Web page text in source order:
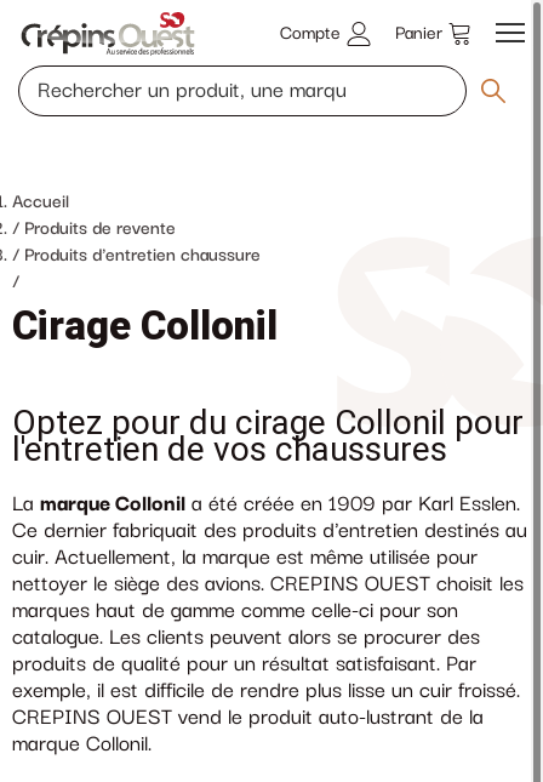
Compte Panier
Accueil
Produits de revente
Produits d'entretien chaussure
/
Cirage Collonil
Optez pour du cirage Collonil pour
l'entretien de vos chaussures
La marque Collonil a été créée en 1909 par Karl Esslen.
Ce dernier fabriquait des produits d'entretien destinés au
cuir. Actuellement, la marque est même utilisée pour
nettoyer le siège des avions. CREPINS OUEST choisit les
marques haut de gamme comme celle-ci pour son
catalogue. Les clients peuvent alors se procurer des
produits de qualité pour un résultat satisfaisant. Par
exemple, il est difficile de rendre plus lisse un cuir froissé.
CREPINS OUEST vend le produit auto-lustrant de la
marque Collonil.